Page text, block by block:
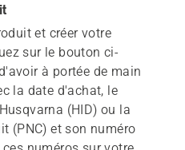
et créer votre
sur le bouton ci-
à portée de main
la date d'achat, le
(HID) ou la
(PNC) et son numéro